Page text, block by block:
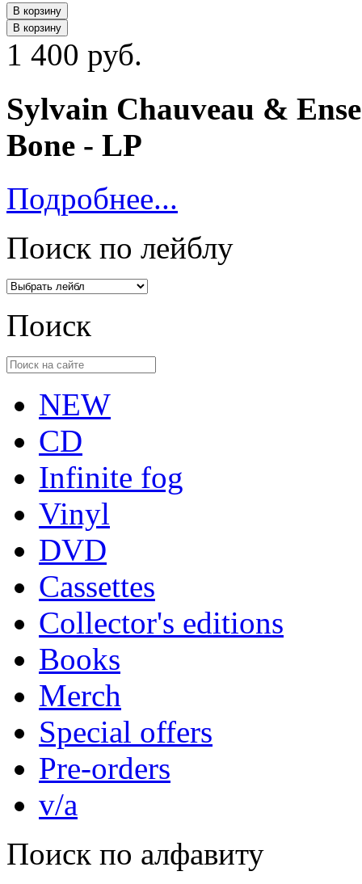
В корзину
В корзину
1 400 руб.
Sylvain Chauveau &
Bone - LP
Подробнее...
Поиск по лейблу
Поиск
NEW
CD
Infinite fog
Vinyl
DVD
Cassettes
Collector's editions
Books
Merch
Special offers
Pre-orders
v/a
Поиск по алфавиту